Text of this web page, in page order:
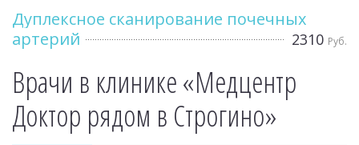
Дуплексное сканирование почечных
артерий
2310 Руб.
Врачи в клинике «Медцентр
Доктор рядом в Строгино»